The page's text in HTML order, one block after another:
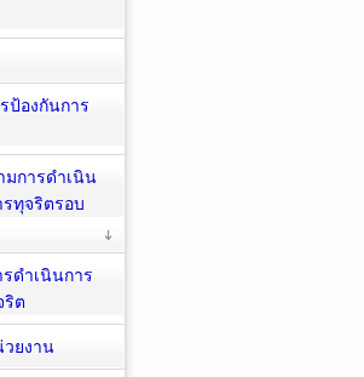
ป้องกันการ
มการดำเนิน
ทุจริตรอบ
ดำเนินการ
ริต
วยงาน